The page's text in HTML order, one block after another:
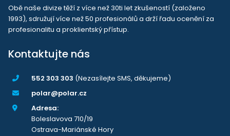
Obě naše divize těží z více než 30ti let zkušeností (založeno
1993), sdružují více než 50 profesionálů a drží řadu ocenění za
profesionalitu a proklientský přístup.
Kontaktujte nás
552 303 303 (Nezasílejte SMS, děkujeme)
polar@polar.cz
Adresa:
Boleslavova 710/19
Ostrava-Mariánské Hory